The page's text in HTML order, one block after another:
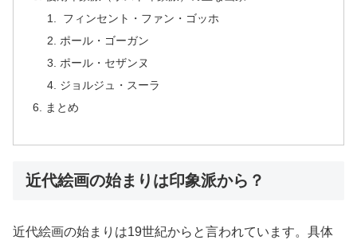
フィンセント・ファン・ゴッホ
ポール・ゴーガン
ポール・セザンヌ
ジョルジュ・スーラ
まとめ
近代絵画の始まりは印象派から？
近代絵画の始まりは19世紀からと言われています。具体